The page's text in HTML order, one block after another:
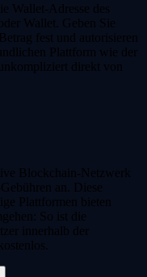
Wallet-Adresse des
Wallet. Geben Sie
fest und autorisieren
Plattform wie der
direkt von
Blockchain-Netzwerk
an. Diese
Plattformen bieten
So ist die
innerhalb der